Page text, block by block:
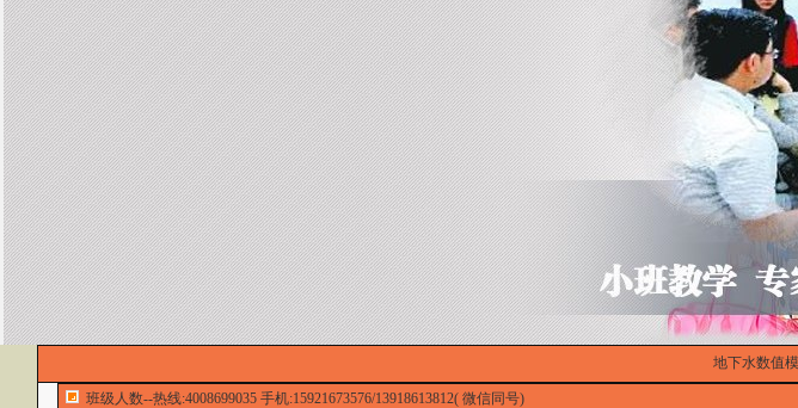
地下水数值
班级人数--热线:4008699035 手机:15921673576/13918613812( 微信同号)